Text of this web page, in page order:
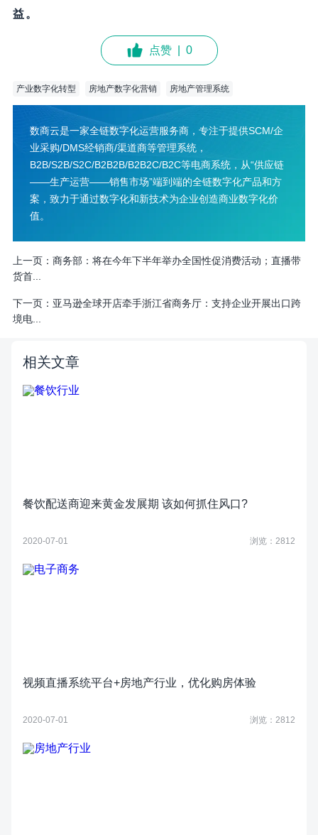
益。
点赞 0
产业数字化转型 房地产数字化营销 房地产管理系统
数商云是一家全链数字化运营服务商，专注于提供SCM/企
业采购/DMS经销商/渠道商等管理系统，
B2B/S2B/S2C/B2B2B/B2B2C/B2C等电商系统，从“供应链
——生产运营——销售市场”端到端的全链数字化产品和方
案，致力于通过数字化和新技术为企业创造商业数字化价
值。
上一页： 商务部：将在今年下半年举办全国性促消费活动；直播带
货首...
下一页： 亚马逊全球开店牵手浙江省商务厅：支持企业开展出口跨
境电...
相关文章
餐饮配送商迎来黄金发展期 该如何抓住风口?
2020-07-01 浏览：2812
视频直播系统平台+房地产行业，优化购房体验
2020-07-01 浏览：2812